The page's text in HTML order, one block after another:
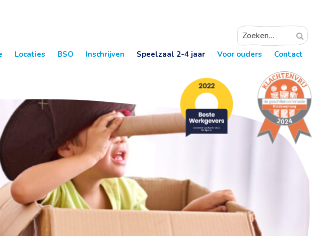
Locaties BSO Inschrijven Speelzaal 2-4 jaar Voor ouders Contact